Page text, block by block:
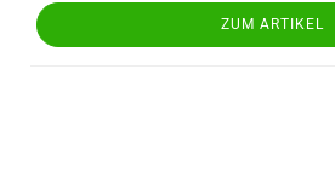
ZUM ARTIKEL